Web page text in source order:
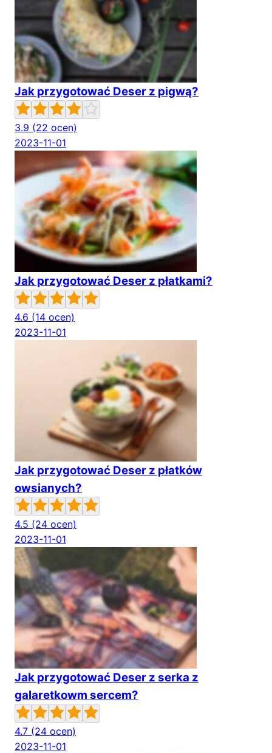
Jak przygotować Deser z pigwą?
3.9 (22 ocen)
2023-11-01
Jak przygotować Deser z płatkami?
4.6 (14 ocen)
2023-11-01
Jak przygotować Deser z płatków
owsianych?
4.5 (24 ocen)
2023-11-01
Jak przygotować Deser z serka z
galaretkowm sercem?
4.7 (24 ocen)
2023-11-01